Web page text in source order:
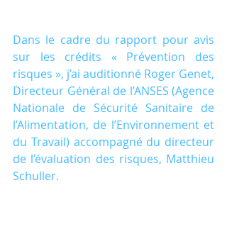
Dans le cadre du rapport pour avis
sur les crédits « Prévention des
risques », j’ai auditionné Roger Genet,
Directeur Général de l’ANSES (Agence
Nationale de Sécurité Sanitaire de
l’Alimentation, de l’Environnement et
du Travail) accompagné du directeur
de l’évaluation des risques, Matthieu
Schuller.